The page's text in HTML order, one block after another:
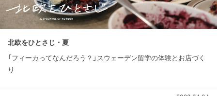
北欧をひとさじ・夏
「フィーカってなんだろう？」スウェーデン留学の体験とお店づく
り